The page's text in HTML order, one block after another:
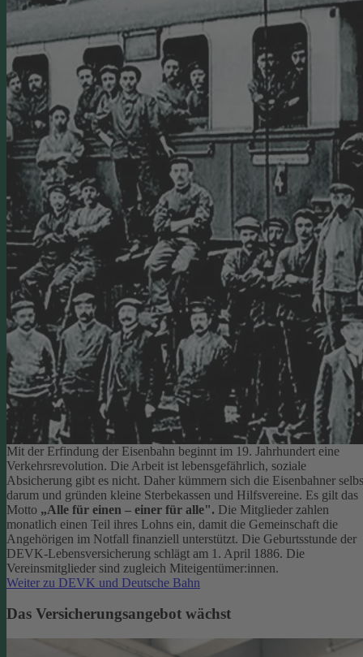
Mit der Erfindung der Eisenbahn beginnt im 19. Jahrhundert eine
Verkehrsrevolution. Die Arbeit ist lebensgefährlich, soziale
Absicherung gibt es nicht. Daher kümmern sich die Eisenbahner
darum und gründen kleine Sterbekassen und Hilfsvereine. Es gilt das
Motto „Alle für einen – einer für alle". Die Mitglieder zahlen
monatlich einen Teil ihres Lohns ein, damit die Gemeinschaft die
Angehörigen im Notfall finanziell unterstützt. Die Geburtsstunde der
DEVK-Lebensversicherung schlägt am 1. April 1886. Die
Vereinsmitglieder sind zugleich Miteigentümer:innen.
Weiter zu DEVK und Deutsche Bahn
Das Versicherungsangebot wächst